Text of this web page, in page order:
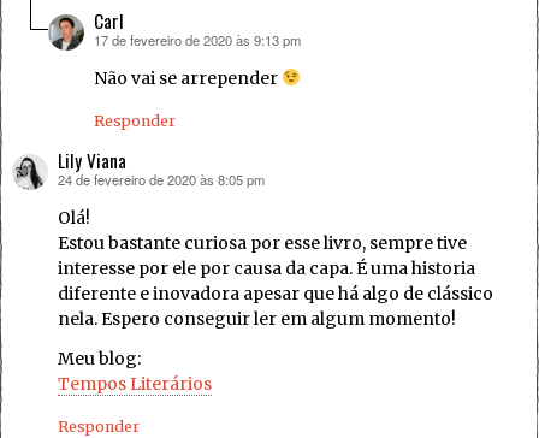
Carl
disse:
17 de fevereiro de 2020 às 9:13 pm
Não vai se arrepender
Responder
Lily Viana
disse:
24 de fevereiro de 2020 às 8:05 pm
Olá!
Estou bastante curiosa por esse livro, sempre tive
interesse por ele por causa da capa. É uma historia
diferente e inovadora apesar que há algo de clássico
nela. Espero conseguir ler em algum momento!
Meu blog:
Tempos Literários
Responder